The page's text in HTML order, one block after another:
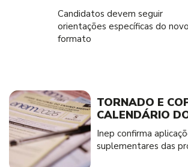
Candidatos devem seguir
orientações específicas do novo
formato
TORNADO E
CALENDÁRIO
Inep confirma
suplementares das